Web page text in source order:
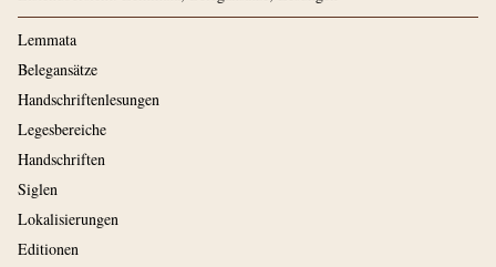
Lemmata
Belegansätze
Handschriftenlesungen
Legesbereiche
Handschriften
Siglen
Lokalisierungen
Editionen